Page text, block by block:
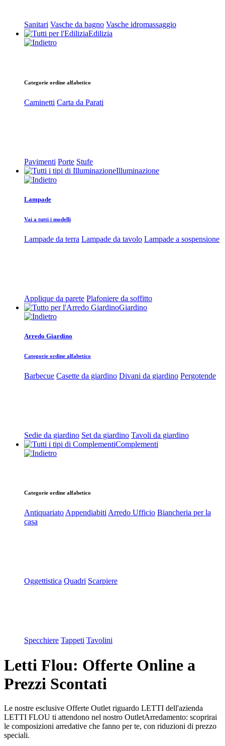
Sanitari Vasche da bagno Vasche idromassaggio
Edilizia
Categorie ordine alfabetico
Caminetti Carta da Parati
Pavimenti Porte Stufe
Illuminazione
Lampade
Vai a tutti i modelli
Lampade da terra Lampade da tavolo Lampade a sospensione
Applique da parete Plafoniere da soffitto
Giardino
Arredo Giardino
Categorie ordine alfabetico
Barbecue Casette da giardino Divani da giardino Pergotende
Sedie da giardino Set da giardino Tavoli da giardino
Complementi
Categorie ordine alfabetico
Antiquariato Appendiabiti Arredo Ufficio Biancheria per la
casa
Oggettistica Quadri Scarpiere
Specchiere Tappeti Tavolini
Letti Flou: Offerte Online a
Prezzi Scontati
Le nostre esclusive Offerte Outlet riguardo LETTI dell'azienda
LETTI FLOU ti attendono nel nostro OutletArredamento: scoprirai
le composizioni arredative che fanno per te, con riduzioni di prezzo
speciali.